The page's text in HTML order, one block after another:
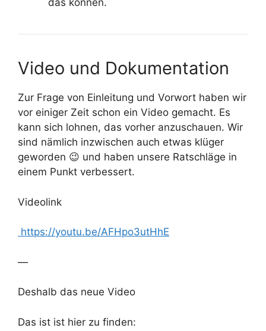
das können.
Video und Dokumentation
Zur Frage von Einleitung und Vorwort haben wir
vor einiger Zeit schon ein Video gemacht. Es
kann sich lohnen, das vorher anzuschauen. Wir
sind nämlich inzwischen auch etwas klüger
geworden 😉 und haben unsere Ratschläge in
einem Punkt verbessert.
Videolink
https://youtu.be/AFHpo3utHhE
—
Deshalb das neue Video
Das ist ist hier zu finden: